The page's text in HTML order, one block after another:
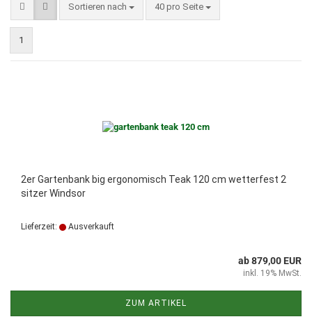
Sortieren nach
Sortieren nach 40 pro Seite
pro Seite
1
2er Gartenbank big ergonomisch Teak 120 cm wetterfest 2
sitzer Windsor
Lieferzeit: Ausverkauft
ab 879,00 EUR
inkl. 19% MwSt.
ZUM ARTIKEL